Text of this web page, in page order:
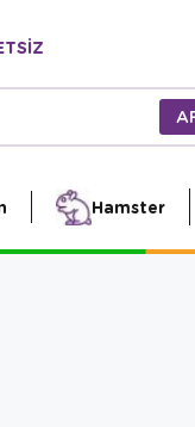
Hamster